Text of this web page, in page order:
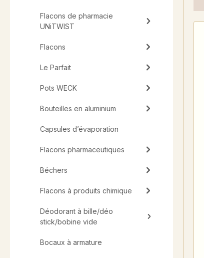
Flacons de pharmacie
UNiTWIST
Flacons
Le Parfait
Pots WECK
Bouteilles en aluminium
Capsules d’évaporation
Flacons pharmaceutiques
Béchers
Flacons à produits chimique
Déodorant à bille/déo
stick/bobine vide
Bocaux à armature